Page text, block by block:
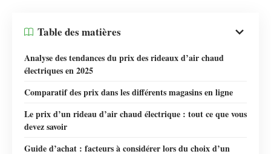
Table des matières
Analyse des tendances du prix des rideaux d’air chaud
électriques en 2025
Comparatif des prix dans les différents magasins en ligne
Le prix d’un rideau d’air chaud électrique : tout ce que vous
devez savoir
Guide d’achat : facteurs à considérer lors du choix d’un